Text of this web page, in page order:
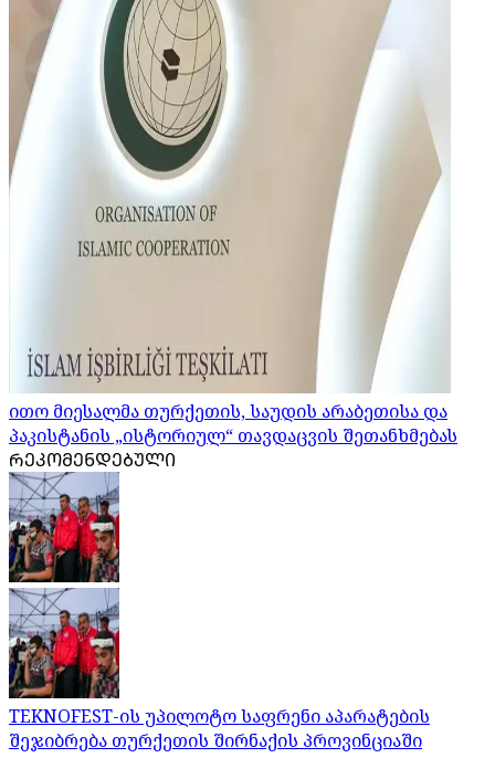
ითო მიესალმა თურქეთის, საუდის არაბეთისა და
პაკისტანის „ისტორიულ“ თავდაცვის შეთანხმებას
ᲠᲔᲙᲝᲛᲔᲜᲓᲔᲑᲣᲚᲘ
TEKNOFEST-ის უპილოტო საფრენი აპარატების
შეჯიბრება თურქეთის შირნაქის პროვინციაში